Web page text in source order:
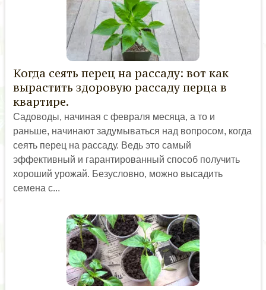
Когда сеять перец на рассаду: вот как
вырастить здоровую рассаду перца в
квартире.
Садоводы, начиная с февраля месяца, а то и
раньше, начинают задумываться над вопросом, когда
сеять перец на рассаду. Ведь это самый
эффективный и гарантированный способ получить
хороший урожай. Безусловно, можно высадить
семена с...